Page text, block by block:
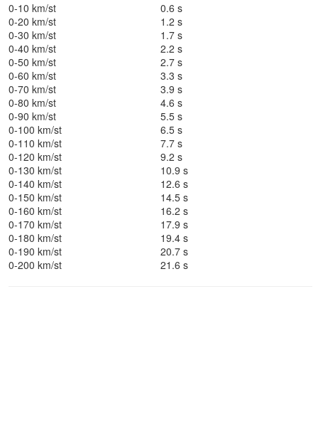
0-10 km/st
0.6 s
0-20 km/st
1.2 s
0-30 km/st
1.7 s
0-40 km/st
2.2 s
0-50 km/st
2.7 s
0-60 km/st
3.3 s
0-70 km/st
3.9 s
0-80 km/st
4.6 s
0-90 km/st
5.5 s
0-100 km/st
6.5 s
0-110 km/st
7.7 s
0-120 km/st
9.2 s
0-130 km/st
10.9 s
0-140 km/st
12.6 s
0-150 km/st
14.5 s
0-160 km/st
16.2 s
0-170 km/st
17.9 s
0-180 km/st
19.4 s
0-190 km/st
20.7 s
0-200 km/st
21.6 s